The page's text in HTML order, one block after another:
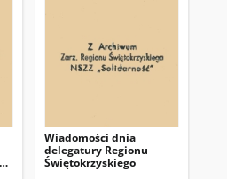
Wiadomości dnia
delegatury Regionu
Świętokrzyskiego